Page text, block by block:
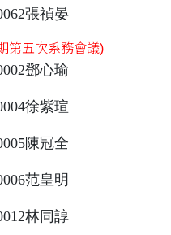
張禎晏
第五次系務會議)
鄧心瑜
徐紫瑄
陳冠全
范皇明
林同諄